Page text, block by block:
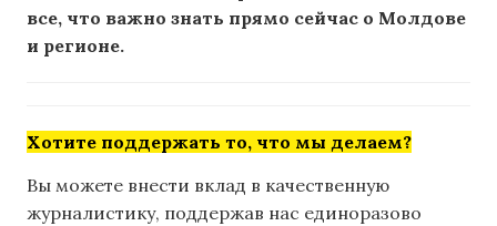
все, что важно знать прямо сейчас о Молдове
и регионе.
Хотите поддержать то, что мы делаем?
Вы можете внести вклад в качественную
журналистику, поддержав нас единоразово